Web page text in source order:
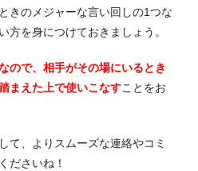
きのメジャーな言い回しの1つな
方を身につけておきましょう。
ので、相手がその場にいるとき
まえた上で使いこなすことをお
て、よりスムーズな連絡やコミ
ださいね！